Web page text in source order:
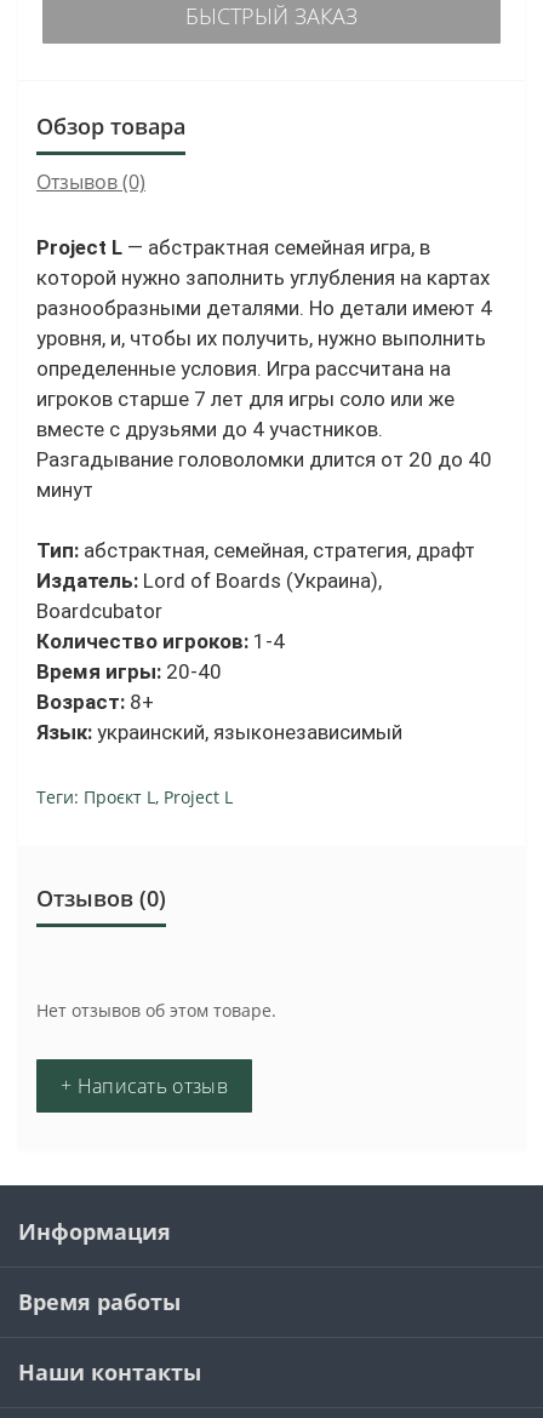
БЫСТРЫЙ ЗАКАЗ
Обзор товара
Отзывов (0)
Project L — абстрактная семейная игра, в
которой нужно заполнить углубления на картах
разнообразными деталями. Но детали имеют 4
уровня, и, чтобы их получить, нужно выполнить
определенные условия. Игра рассчитана на
игроков старше 7 лет для игры соло или же
вместе с друзьями до 4 участников.
Разгадывание головоломки длится от 20 до 40
минут
Тип: абстрактная, семейная, стратегия, драфт
Издатель: Lord of Boards (Украина),
Boardcubator
Количество игроков: 1-4
Время игры: 20-40
Возраст: 8+
Язык: украинский, языконезависимый
Теги: Проєкт L, Project L
Отзывов (0)
Нет отзывов об этом товаре.
+ Написать отзыв
Информация
Время работы
Наши контакты